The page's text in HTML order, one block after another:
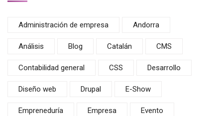
Administración de empresa Andorra
Análisis Blog Catalán CMS
Contabilidad general CSS Desarrollo
Diseño web Drupal E-Show
Empreneduría Empresa Evento